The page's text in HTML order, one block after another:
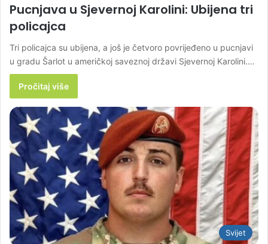
Pucnjava u Sjevernoj Karolini: Ubijena tri
policajca
Tri policajca su ubijena, a još je četvoro povrijeđeno u pucnjavi
u gradu Šarlot u američkoj saveznoj državi Sjevernoj Karolini.…
Pročitaj više
Svijet